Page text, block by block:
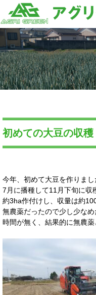
初めての大豆の収穫
今年、初めて大豆を作りまし
7月に播種して11月下旬に収
約3ha作付けし、収量は約
無農薬だったので少し少な
時間が無く、結果的に無農